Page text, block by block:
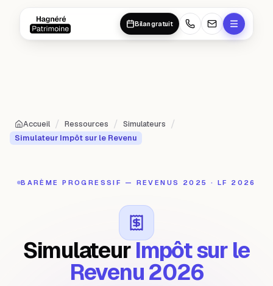
Bilan gratuit
Accueil / Ressources / Simulateurs /
Simulateur Impôt sur le Revenu
BARÈME PROGRESSIF — REVENUS 2025 · LF 2026
Simulateur Impôt sur le
Revenu 2026